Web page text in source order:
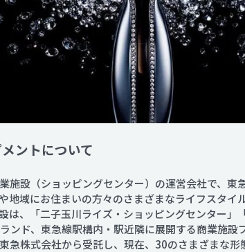
ントについて
施設（ショッピングセンター）の運営会社で、東
地域にお住まいの方々のさまざまなライフスタ
は、「二子玉川ライズ・ショッピングセンター」
ンド、東急線駅構内・駅近隣に展開する商業施
急株式会社から受託し、現在、30のさまざまな形